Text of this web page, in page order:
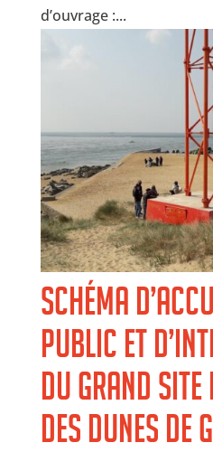
d’ouvrage :...
Schéma
public et
du Grand Site
des Dunes de